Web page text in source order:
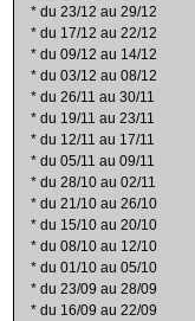
* du 23/12 au 29/12
* du 17/12 au 22/12
* du 09/12 au 14/12
* du 03/12 au 08/12
* du 26/11 au 30/11
* du 19/11 au 23/11
* du 12/11 au 17/11
* du 05/11 au 09/11
* du 28/10 au 02/11
* du 21/10 au 26/10
* du 15/10 au 20/10
* du 08/10 au 12/10
* du 01/10 au 05/10
* du 23/09 au 28/09
* du 16/09 au 22/09